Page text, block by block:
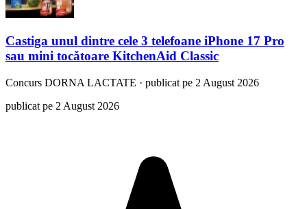
Castiga unul dintre cele 3 telefoane iPhone 17 Pro
sau mini tocătoare KitchenAid Classic
Concurs DORNA LACTATE · publicat pe 2 August 2026
publicat pe 2 August 2026